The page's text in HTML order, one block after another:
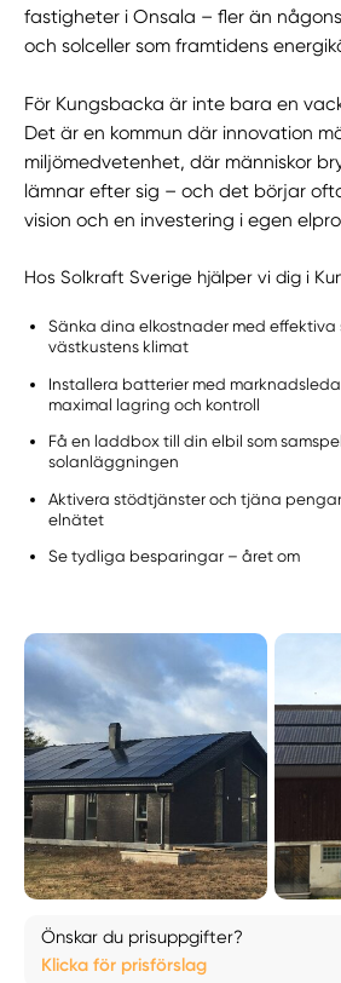
fastigheter i Onsala – fler än
och solceller som framtidens
För Kungsbacka är inte bara en
Det är en kommun där innovation
miljömedvetenhet, där människor
lämnar efter sig – och det börjar
vision och en investering i egen
Hos Solkraft Sverige hjälper vi dig i
Sänka dina elkostnader med
västkustens klimat
Installera batterier med
maximal lagring och kontroll
Få en laddbox till din elbil som
solanläggningen
Aktivera stödtjänster och tjäna
elnätet
Se tydliga besparingar – året om
Önskar du prisuppgifter?
Klicka för prisförslag